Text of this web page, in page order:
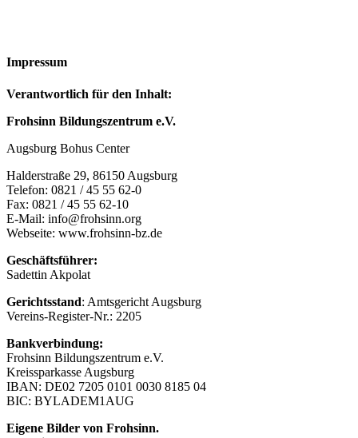
Impressum
Verantwortlich für den Inhalt:
Frohsinn Bildungszentrum e.V.
Augsburg Bohus Center
Halderstraße 29, 86150 Augsburg
Telefon: 0821 / 45 55 62-0
Fax: 0821 / 45 55 62-10
E-Mail: info@frohsinn.org
Webseite: www.frohsinn-bz.de
Geschäftsführer:
Sadettin Akpolat
Gerichtsstand: Amtsgericht Augsburg
Vereins-Register-Nr.: 2205
Bankverbindung:
Frohsinn Bildungszentrum e.V.
Kreissparkasse Augsburg
IBAN: DE02 7205 0101 0030 8185 04
BIC: BYLADEM1AUG
Eigene Bilder von Frohsinn.